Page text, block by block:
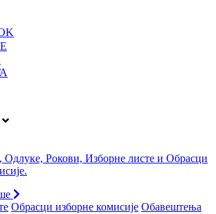
Рокови, Изборне листе и Обрасци
Oбрасци изборне комисије Обавештења